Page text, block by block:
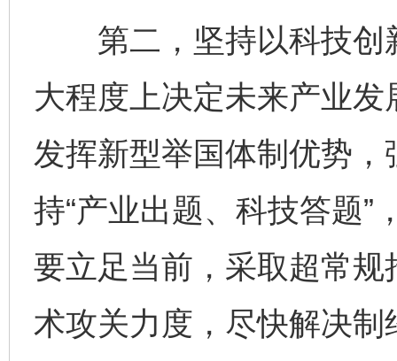
第二，坚持以科技创
大程度上决定未来产业
发挥新型举国体制优势
持“产业出题、科技答题”
要立足当前，采取超常
术攻关力度，尽快解决制